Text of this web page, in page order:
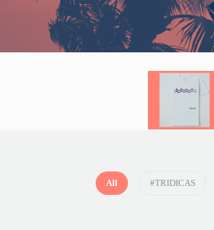
All #TRIDICAS